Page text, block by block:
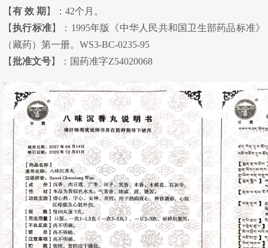
【有 效 期 】：42个月。
【执行标准】：1995年版《中华人民共和国卫生部药品标准》
（藏药）第一册。WS3-BC-0235-95
【批准文号】：国药准字Z54020068